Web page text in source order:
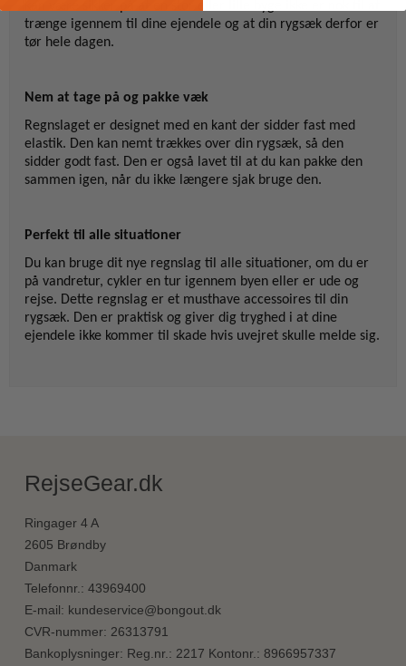
trænge igennem til dine ejendele og at din rygsæk derfor er
tør hele dagen.
Nem at tage på og pakke væk
Regnslaget er designet med en kant der sidder fast med
elastik. Den kan nemt trækkes over din rygsæk, så den
sidder godt fast. Den er også lavet til at du kan pakke den
sammen igen, når du ikke længere sjak bruge den.
Perfekt til alle situationer
Du kan bruge dit nye regnslag til alle situationer, om du er
på vandretur, cykler en tur igennem byen eller er ude og
rejse. Dette regnslag er et musthave accessoires til din
rygsæk. Den er praktisk og giver dig tryghed i at dine
ejendele ikke kommer til skade hvis uvejret skulle melde sig.
RejseGear.dk
Ringager 4 A
2605 Brøndby
Danmark
Telefonnr. : 43969400
E-mail: kundeservice@bongout.dk
CVR-nummer: 26313791
Bankoplysninger: Reg.nr.: 2217 Kontonr.: 8966957337